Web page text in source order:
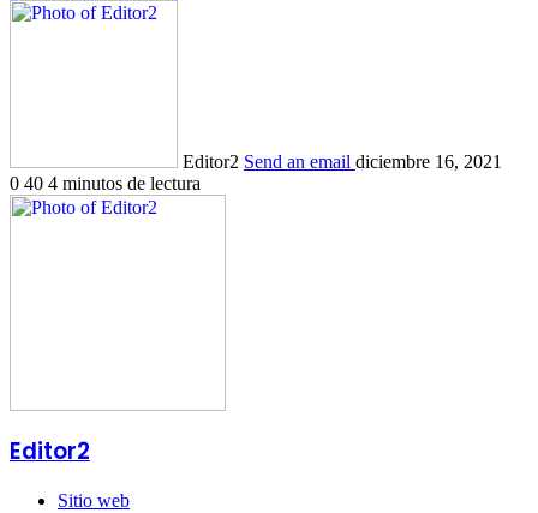
Editor2 Send an email diciembre 16, 2021
0 40 4 minutos de lectura
Editor2
Sitio web